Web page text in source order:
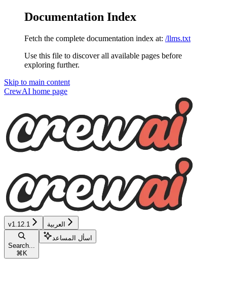
Documentation Index
Fetch the complete documentation index at: /llms.txt
Use this file to discover all available pages before
exploring further.
Skip to main content
CrewAI home page
v1.12.1 العربية
Search...
⌘ K
اسأل المساعد